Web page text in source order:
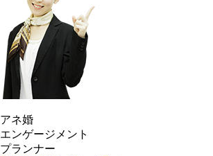
アネ婚
エンゲージメント
プランナー